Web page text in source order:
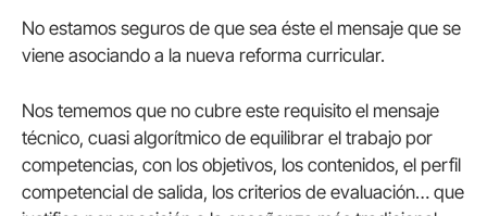
No estamos seguros de que sea éste el mensaje que se
viene asociando a la nueva reforma curricular.
Nos tememos que no cubre este requisito el mensaje
técnico, cuasi algorítmico de equilibrar el trabajo por
competencias, con los objetivos, los contenidos, el perfil
competencial de salida, los criterios de evaluación… que